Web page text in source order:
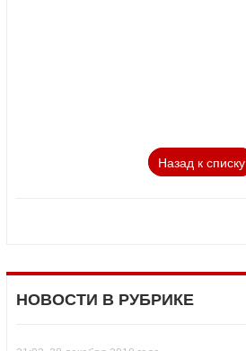
Назад к списку
НОВОСТИ В РУБРИКЕ